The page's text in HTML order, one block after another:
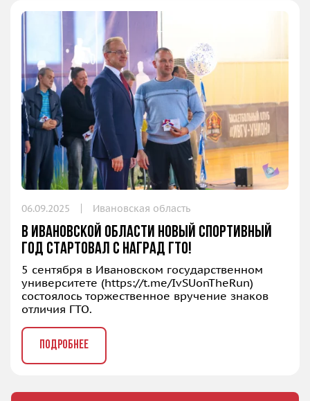
06.09.2025 Ивановская область
В Ивановской области новый спортивный
год стартовал с наград ГТО!
5 сентября в Ивановском государственном
университете (https://t.me/IvSUonTheRun)
состоялось торжественное вручение знаков
отличия ГТО.
ПОДРОБНЕЕ